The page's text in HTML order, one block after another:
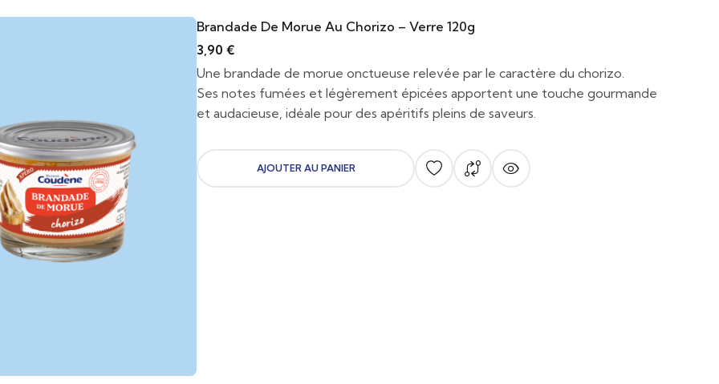
Brandade De Morue Au Chorizo – Verre 120g
3,90 €
Une brandade de morue onctueuse relevée par le caractère du chorizo.
Ses notes fumées et légèrement épicées apportent une touche gourmande
et audacieuse, idéale pour des apéritifs pleins de saveurs.
AJOUTER AU PANIER